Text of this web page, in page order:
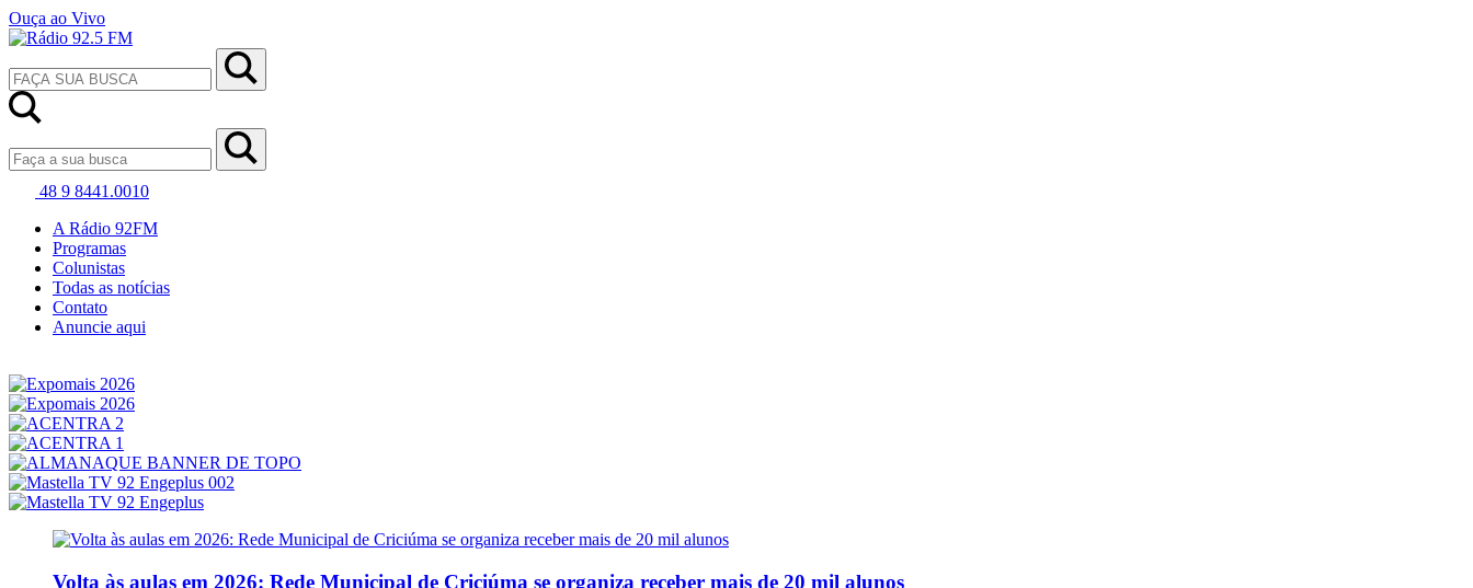
Ouça ao Vivo
48 9 8441.0010
A Rádio 92FM
Programas
Colunistas
Todas as notícias
Contato
Anuncie aqui
Volta às aulas em 2026: Rede Municipal de Criciúma se organiza receber mais de 20 mil alunos